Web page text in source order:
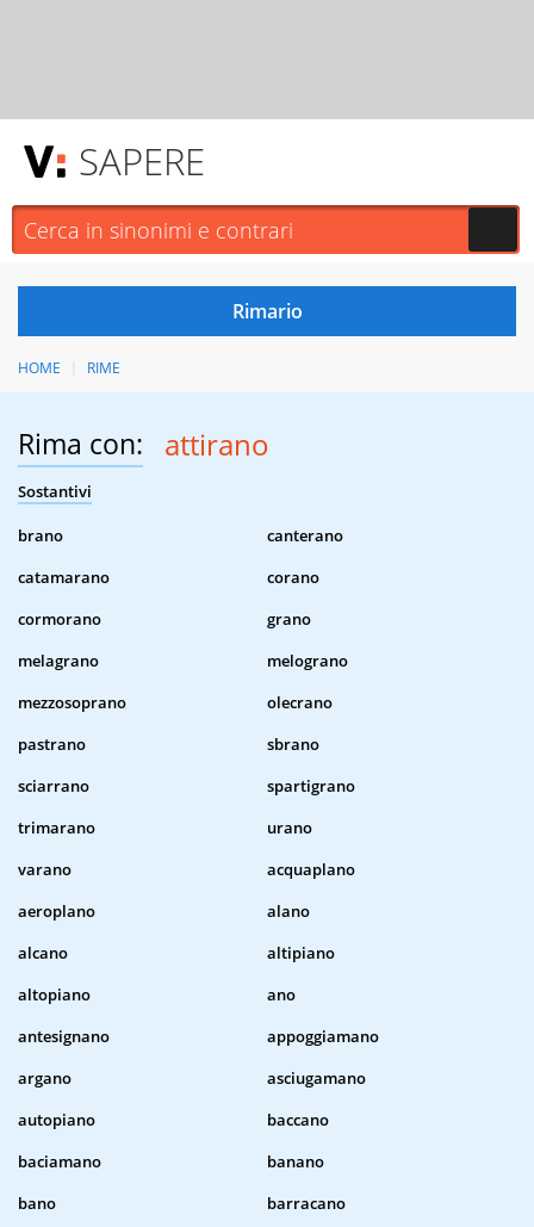
SAPERE
HOME RIME
Rima con: attirano
Sostantivi
brano
canterano
catamarano
corano
cormorano
grano
melagrano
melograno
mezzosoprano
olecrano
pastrano
sbrano
sciarrano
spartigrano
trimarano
urano
varano
acquaplano
aeroplano
alano
alcano
altipiano
altopiano
ano
antesignano
appoggiamano
argano
asciugamano
autopiano
baccano
baciamano
banano
bano
barracano